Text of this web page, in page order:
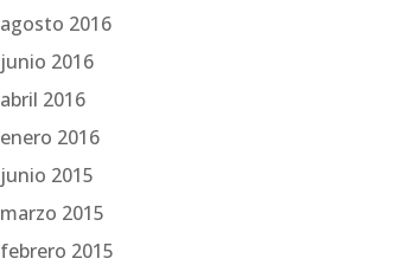
agosto 2016
junio 2016
abril 2016
enero 2016
junio 2015
marzo 2015
febrero 2015